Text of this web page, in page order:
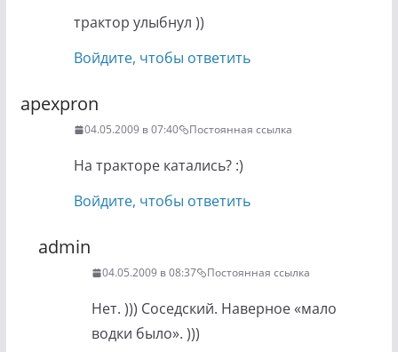
трактор улыбнул ))
Войдите, чтобы ответить
apexpron
04.05.2009 в 07:40 Постоянная ссылка
На тракторе катались? :)
Войдите, чтобы ответить
admin
04.05.2009 в 08:37 Постоянная ссылка
Нет. ))) Соседский. Наверное «мало
водки было». )))